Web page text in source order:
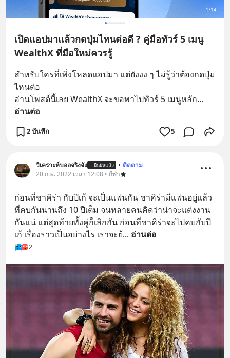
เปิดแอปมาแล้วกดปุ่มไหนต่อดี ? คู่มือทัวร์ 5 เมนู
WealthX ที่มือใหม่ควรรู้
สำหรับใครที่เพิ่งโหลดแอปมา แต่ยังงง ๆ ไม่รู้ว่าต้องกดปุ่ม
ไหนต่อ
อ่านโพสต์นี้เลย WealthX จะขอพาไปทัวร์ 5 เมนูหลัก
อ่านต่อ
2 บันทึก 5
วิเคราะห์บอลจริงจัง ยืนยันแล้ว • ติดตาม
20 ก.พ. 2022 เวลา 12:08 • กีฬา
ก่อนที่ชาคิร่า กับปิเก้ จะเป็นแฟนกัน ชาคิร่ามีแฟนอยู่แล้ว
ที่คบกันนานถึง 10 ปีเต็ม จนหลายคนคิดว่าน่าจะแต่งงาน
กันแน่ แต่สุดท้ายทั้งคู่ก็เลิกกัน ก่อนที่ชาคิร่าจะไปคบกับปี
เก้ เรื่องราวเป็นอย่างไร เราจะย้... อ่านต่อ
2